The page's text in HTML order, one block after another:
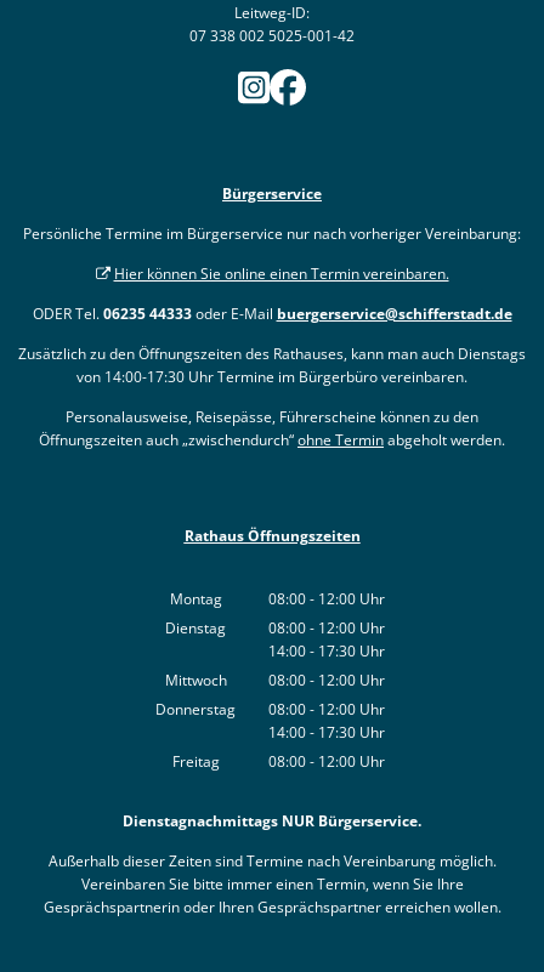
Leitweg-ID:
07 338 002 5025-001-42
Bürgerservice
Persönliche Termine im Bürgerservice nur nach vorheriger Vereinbarung:
Hier können Sie online einen Termin vereinbaren.
ODER Tel.06235 44333oder E-Mail buergerservice@schifferstadt.de
Zusätzlich zu den Öffnungszeiten des Rathauses, kann man auch Dienstags
von 14:00-17:30 Uhr Termine im Bürgerbüro vereinbaren.
Personalausweise, Reisepässe, Führerscheine können zu den
Öffnungszeiten auch „zwischendurch“ohne Terminabgeholt werden.
Rathaus Öffnungszeiten
Montag 08:00- 12:00 Uhr
Von 08:00 bis 12:00 Uhr
Dienstag 08:00- 12:00 Uhr
Von 08:00 bis 12:00 Uhr
14:00- 17:30 Uhr
Von 14:00 bis 17:30 Uhr
Mittwoch 08:00- 12:00 Uhr
Von 08:00 bis 12:00 Uhr
Donnerstag 08:00- 12:00 Uhr
Von 08:00 bis 12:00 Uhr
14:00- 17:30 Uhr
Von 14:00 bis 17:30 Uhr
Freitag 08:00- 12:00 Uhr
Dienstagnachmittags NUR Bürgerservice.
Außerhalb dieser Zeiten sind Termine nach Vereinbarung möglich.
Vereinbaren Sie bitte immer einen Termin, wenn Sie Ihre
Gesprächspartnerin oder Ihren Gesprächspartner erreichen wollen.